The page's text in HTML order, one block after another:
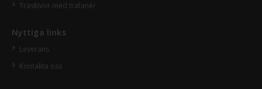
Träskivor med träfanér
Nyttiga links
Leverans
Kontakta oss